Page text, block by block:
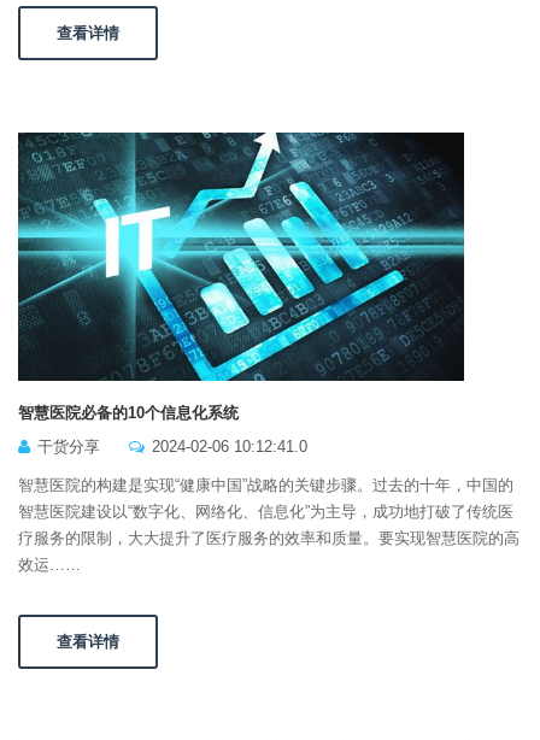
查看详情
智慧医院必备的10个信息化系统
干货分享
2024-02-06 10:12:41.0
智慧医院的构建是实现“健康中国”战略的关键步骤。过去的十年，中国的
智慧医院建设以“数字化、网络化、信息化”为主导，成功地打破了传统医
疗服务的限制，大大提升了医疗服务的效率和质量。要实现智慧医院的高
效运……
查看详情